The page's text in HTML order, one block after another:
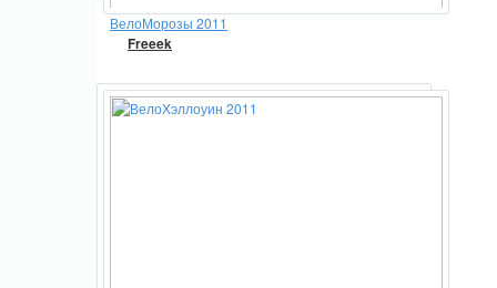
ВелоМорозы 2011
Freeek